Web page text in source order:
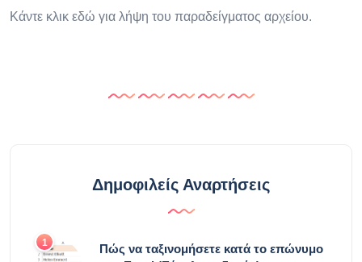
Κάντε κλικ εδώ για λήψη του παραδείγματος αρχείου.
Δημοφιλείς Αναρτήσεις
1
Πώς να ταξινομήσετε κατά το επώνυμο